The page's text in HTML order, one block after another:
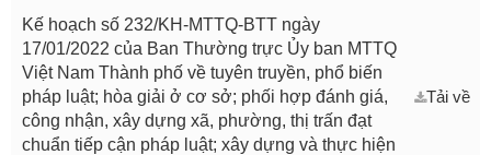
Kế hoạch số 232/KH-MTTQ-BTT ngày
17/01/2022 của Ban Thường trực Ủy ban MTTQ
Việt Nam Thành phố về tuyên truyền, phổ biến
pháp luật; hòa giải ở cơ sở; phối hợp đánh giá,
công nhận, xây dựng xã, phường, thị trấn đạt
chuẩn tiếp cận pháp luật; xây dựng và thực hiện
Tải về